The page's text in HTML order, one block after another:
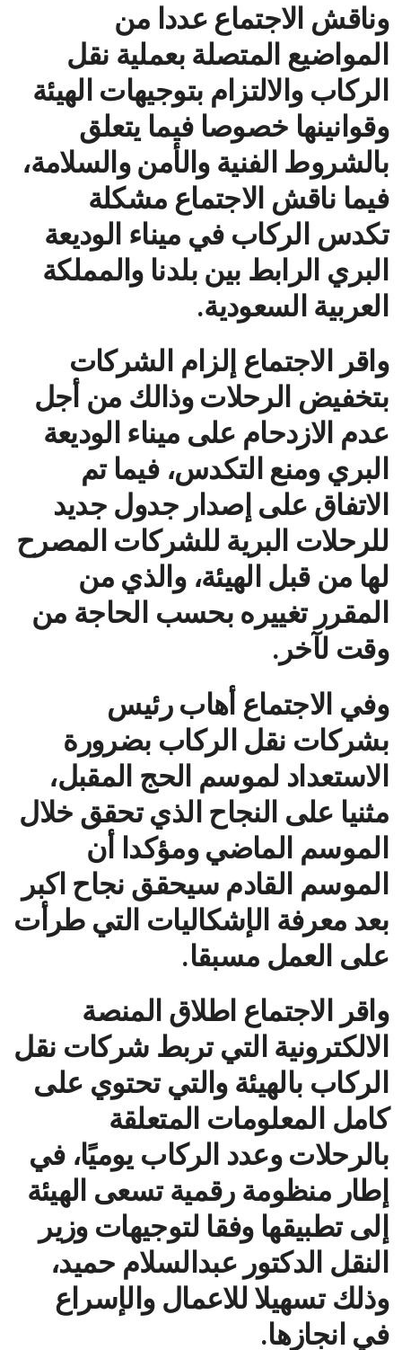
وناقش الاجتماع عددا من
المواضيع المتصلة بعملية نقل
الركاب والالتزام بتوجيهات الهيئة
وقوانينها خصوصا فيما يتعلق
بالشروط الفنية والأمن والسلامة،
فيما ناقش الاجتماع مشكلة
تكدس الركاب في ميناء الوديعة
البري الرابط بين بلدنا والمملكة
العربية السعودية.
واقر الاجتماع إلزام الشركات
بتخفيض الرحلات وذالك من أجل
عدم الازدحام على ميناء الوديعة
البري ومنع التكدس، فيما تم
الاتفاق على إصدار جدول جديد
للرحلات البرية للشركات المصرح
لها من قبل الهيئة، والذي من
المقرر تغييره بحسب الحاجة من
وقت لآخر.
وفي الاجتماع أهاب رئيس
بشركات نقل الركاب بضرورة
الاستعداد لموسم الحج المقبل،
مثنيا على النجاح الذي تحقق خلال
الموسم الماضي ومؤكدا أن
الموسم القادم سيحقق نجاح اكبر
بعد معرفة الإشكاليات التي طرأت
على العمل مسبقا.
واقر الاجتماع اطلاق المنصة
الالكترونية التي تربط شركات نقل
الركاب بالهيئة والتي تحتوي على
كامل المعلومات المتعلقة
بالرحلات وعدد الركاب يوميًا، في
إطار منظومة رقمية تسعى الهيئة
إلى تطبيقها وفقا لتوجيهات وزير
النقل الدكتور عبدالسلام حميد،
وذلك تسهيلا للاعمال والإسراع
في انجازها.